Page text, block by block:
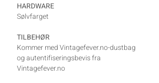
HARDWARE
Sølvfarget
TILBEHØR
Kommer med Vintagefever.no-dustbag
og autentifiseringsbevis fra
Vintagefever.no